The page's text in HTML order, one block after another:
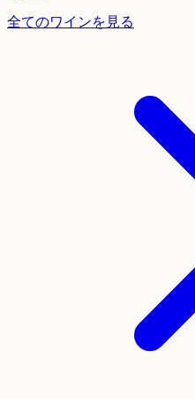
全てのワインを見る